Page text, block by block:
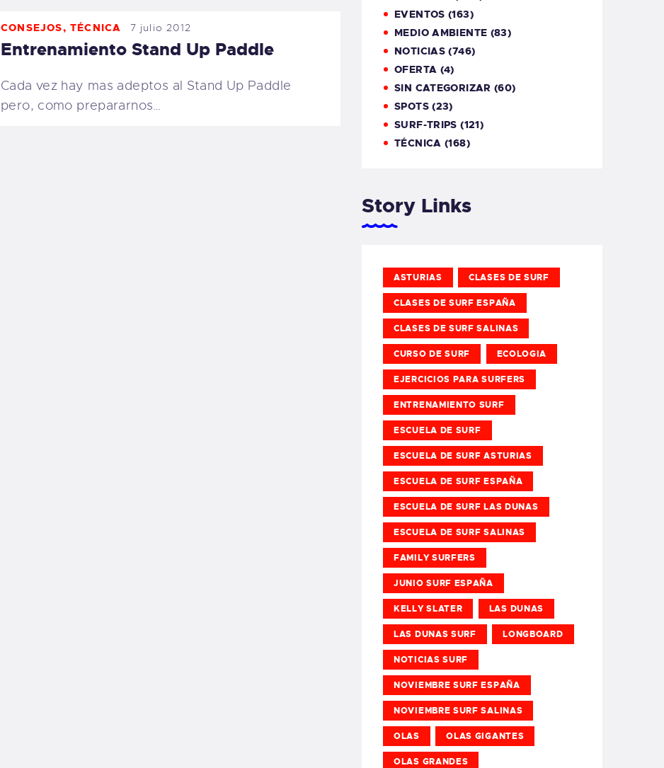
CONSEJOS,TÉCNICA 7 julio 2012
Entrenamiento Stand Up Paddle
Cada vez hay mas adeptos al Stand Up Paddle
pero, como prepararnos…
EVENTOS (163)
MEDIO AMBIENTE (83)
NOTICIAS (746)
OFERTA (4)
SIN CATEGORIZAR (60)
SPOTS(23)
SURF-TRIPS (121)
TÉCNICA (168)
Story Links
ASTURIAS CLASES DE SURF
CLASES DE SURF ESPAÑA
CLASES DE SURF SALINAS
CURSO DE SURF ECOLOGIA
EJERCICIOS PARA SURFERS
ENTRENAMIENTO SURF
ESCUELA DE SURF
ESCUELA DE SURF ASTURIAS
ESCUELA DE SURF ESPAÑA
ESCUELA DE SURF LAS DUNAS
ESCUELA DE SURF SALINAS
FAMILY SURFERS
JUNIO SURF ESPAÑA
KELLY SLATER LAS DUNAS
LAS DUNAS SURF LONGBOARD
NOTICIAS SURF
NOVIEMBRE SURF ESPAÑA
NOVIEMBRE SURF SALINAS
OLAS OLAS GIGANTES
OLAS GRANDES